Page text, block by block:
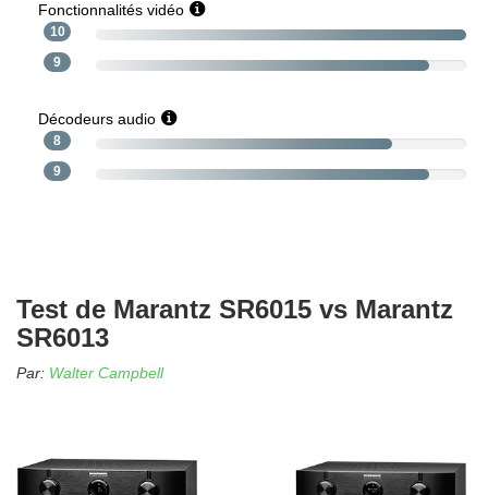
Fonctionnalités vidéo
10
9
Décodeurs audio
8
9
Test de Marantz SR6015 vs Marantz
SR6013
Par: Walter Campbell